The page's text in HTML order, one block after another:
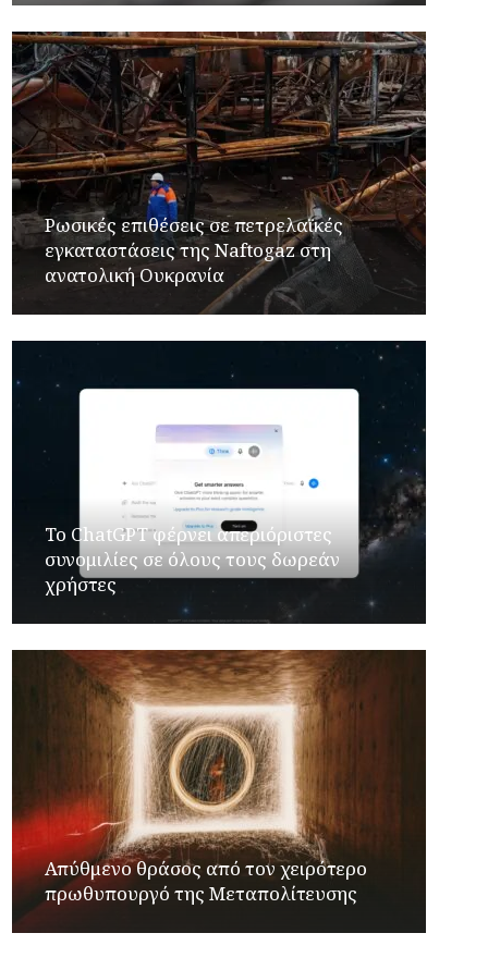
Ρωσικές επιθέσεις σε πετρελαϊκές
εγκαταστάσεις της Naftogaz στη
ανατολική Ουκρανία
Το ChatGPT φέρνει απεριόριστες
συνομιλίες σε όλους τους δωρεάν
χρήστες
Απύθμενο θράσος από τον χειρότερο
πρωθυπουργό της Μεταπολίτευσης